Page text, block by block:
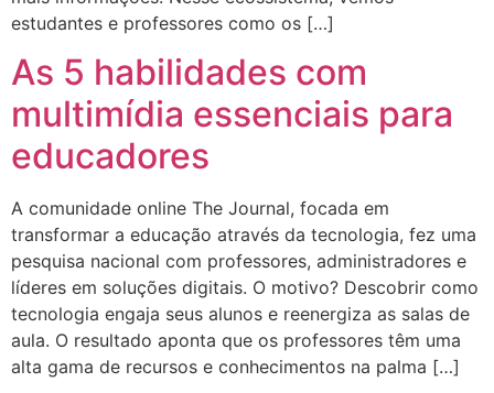
estudantes e professores como os […]
As 5 habilidades com
multimídia essenciais para
educadores
A comunidade online The Journal, focada em
transformar a educação através da tecnologia, fez uma
pesquisa nacional com professores, administradores e
líderes em soluções digitais. O motivo? Descobrir como
tecnologia engaja seus alunos e reenergiza as salas de
aula. O resultado aponta que os professores têm uma
alta gama de recursos e conhecimentos na palma […]